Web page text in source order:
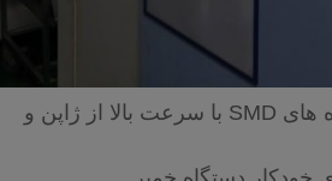
20 مجموعه از دستگاه های SMD با سرعت بالا از ژاپن و